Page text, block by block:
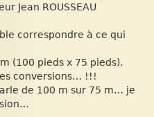
Jean ROUSSEAU
correspondre à ce qui
(100 pieds x 75 pieds).
conversions… !!!
de 100 m sur 75 m… je